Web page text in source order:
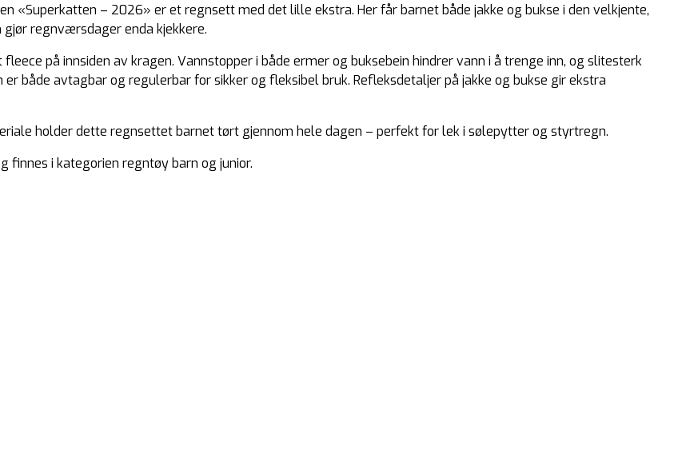
«Superkatten – 2026» er et regnsett med det lille ekstra. Her får barnet både jakke og bukse i den velkjente,
regnværsdager enda kjekkere.
på innsiden av kragen. Vannstopper i både ermer og buksebein hindrer vann i å trenge inn, og slitesterk
både avtagbar og regulerbar for sikker og fleksibel bruk. Refleksdetaljer på jakke og bukse gir ekstra
holder dette regnsettet barnet tørt gjennom hele dagen – perfekt for lek i sølepytter og styrtregn.
finnes i kategorien regntøy barn og junior.